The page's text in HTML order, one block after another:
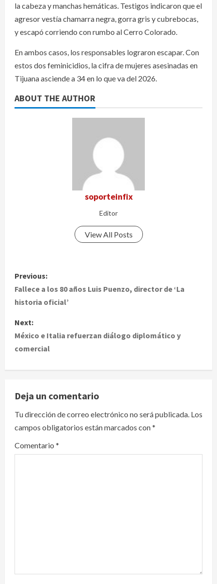
la cabeza y manchas hemáticas. Testigos indicaron que el
agresor vestía chamarra negra, gorra gris y cubrebocas,
y escapó corriendo con rumbo al Cerro Colorado.
En ambos casos, los responsables lograron escapar. Con
estos dos feminicidios, la cifra de mujeres asesinadas en
Tijuana asciende a 34 en lo que va del 2026.
ABOUT THE AUTHOR
soporteinfix
Editor
View All Posts
P
o
t
n
a
v
i
g
a
Previous:
Fallece a los 80 años Luis Puenzo, director de ‘La
historia oficial’
Next:
México e Italia refuerzan diálogo diplomático y
comercial
Deja un comentario
Tu dirección de correo electrónico no será publicada. Los
campos obligatorios están marcados con*
Comentario *